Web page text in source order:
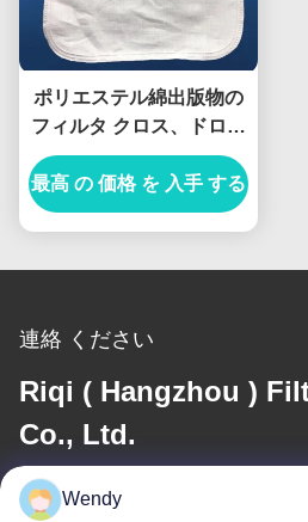
ポリエステル綿出版物の
フィルタ クロス、ドロー
ストリングが付いている
ナットのミルク袋
最高 の 価格 を 入手 する
連絡 ください
Riqi ( Hangzhou )
Co., Ltd.
メールWendy